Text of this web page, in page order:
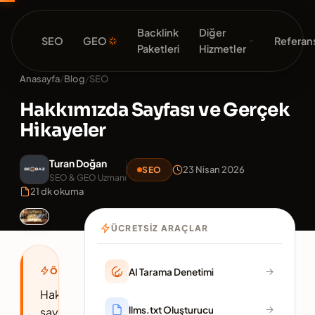
SEO GEO
Backlink
Paketleri
Diğer
Hizmetler
Anasayfa/Blog/SEO
Hakkımızda Sayfası ve Gerçek
Hikayeler
Turan Doğan
SEO & GEO Uzmanı
SEO
23 Nisan 2026
21 dk okuma
ÖZET
Hakkımızda
sayfası,
ÜCRETSIZ ARAÇLAR
AI Tarama Denetimi
llms.txt Oluşturucu